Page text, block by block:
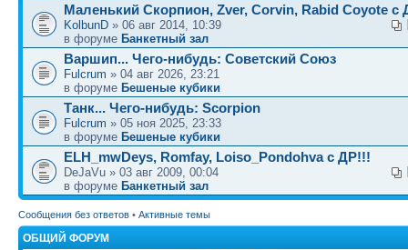
Маленький Скорпион, Zver, Corvin, Rabid Coyote с
KolbunD » 06 авг 2014, 10:39
в форуме Банкетный зал
Варшип... Чего-нибудь: Советский Союз
Fulcrum » 04 авг 2026, 23:21
в форуме Бешеные кубики
Танк... Чего-нибудь: Scorpion
Fulcrum » 05 ноя 2025, 23:33
в форуме Бешеные кубики
ELH_mwDeys, Romfay, Loiso_Pondohva с ДР!!!
DeJaVu » 03 авг 2009, 00:04
в форуме Банкетный зал
Сообщения без ответов • Активные темы
ОБЩИЙ ФОРУМ